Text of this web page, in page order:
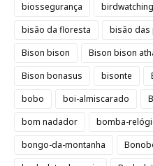
biossegurança
bisão da floresta
bisão das
Bison bison
Bison bison
Bison bonasus
bisonte
bobo
boi-almiscarado
bom nadador
bomba-
bongo-da-montanha